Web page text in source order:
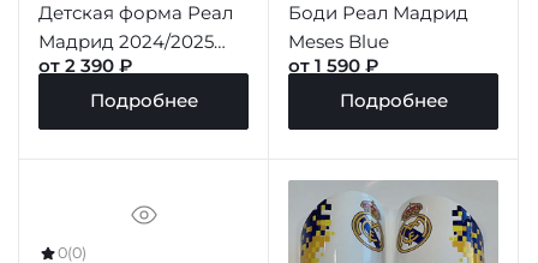
Детская форма Реал
Мадрид 2024/2025
домашняя
от 2 390 ₽
Подробнее
Боди Реал Мадрид
Meses Blue
от 1 590 ₽
Подробнее
0(0)